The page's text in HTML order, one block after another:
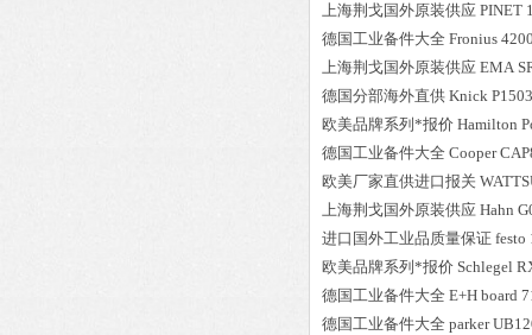
上海荆戈国外原装供应 PINET
德国工业备件大全 Fronius
上海荆戈国外原装供应 EMA
德国分部海外直供 Knick
欧美品牌系列*报价 Hamilton
德国工业备件大全 Cooper
欧美厂家直供进口报关
上海荆戈国外原装供应 Hahn
进口国外工业品质量保证 festo
欧美品牌系列*报价 Schlegel
德国工业备件大全 E+H board
德国工业备件大全 parker